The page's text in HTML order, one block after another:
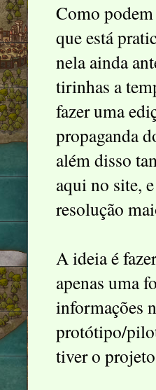
Como
que está
nela ainda
tirinhas a
fazer uma
propaganda
além disso
aqui no site,
resolução
A ideia é
apenas uma
informações
protótipo/
tiver o